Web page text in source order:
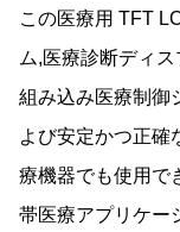
この医療用 TFT
ム,医療診断ディ
組み込み医療制御
よび安定かつ正確
療機器でも使用で
帯医療アプリケー